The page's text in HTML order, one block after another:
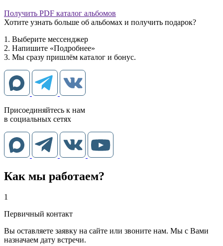
Получить PDF каталог альбомов
Хотите узнать больше об альбомах и получить подарок?
1. Выберите мессенджер
2. Напишите «Подробнее»
3. Мы сразу пришлём каталог и бонус.
Присоединяйтесь к нам
в социальных сетях
Как мы работаем?
1
Первичный контакт
Вы оставляете заявку на сайте или звоните нам. Мы с Вами
назначаем дату встречи.